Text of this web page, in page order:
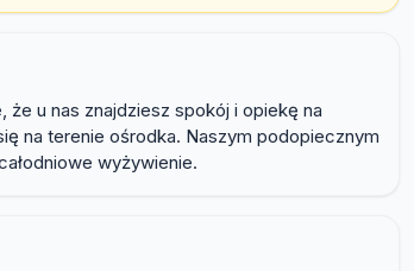
u nas znajdziesz spokój i opiekę na
na terenie ośrodka. Naszym podopiecznym
wyżywienie.